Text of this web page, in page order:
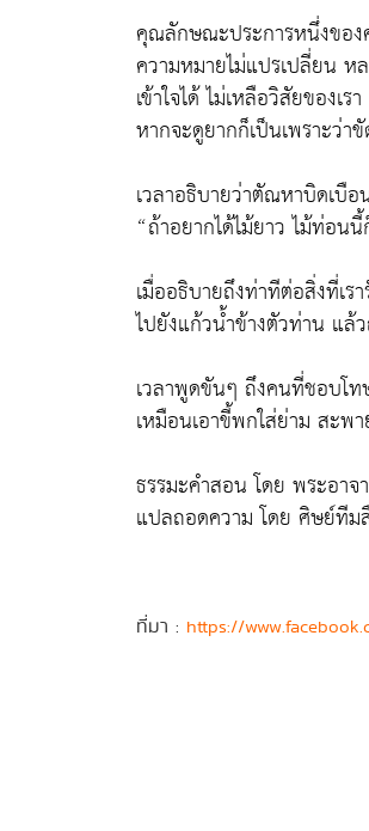
คุณลักษณะประการหนึ่งของ
ความหมายไม่แปรเปลี่ยน ห
เข้าใจได้ ไม่เหลือวิสัยของ
หากจะดูยากก็เป็นเพราะว่
เวลาอธิบายว่าตัณหาบิดเบื
“ถ้าอยากได้ไม้ยาว ไม้ท่อน
เมื่ออธิบายถึงท่าทีต่อสิ่งที่เ
ไปยังแก้วน้ำข้างตัวท่าน แล้
เวลาพูดขันๆ ถึงคนที่ชอบโ
เหมือนเอาขี้พกใส่ย่าม สะ
ธรรมะคำสอน โดย พระอาจ
แปลถอดความ โดย ศิษย์ที
ที่มา : https://